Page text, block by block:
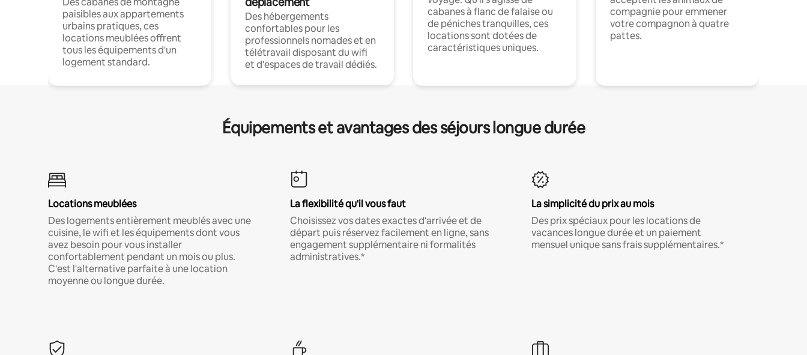
paisibles aux appartements
urbains pratiques, ces
locations meublées offrent
tous les équipements d'un
logement standard.
Des hébergements
confortables pour les
professionnels nomades et en
télétravail disposant du wifi
et d'espaces de travail dédiés.
cabanes à flanc de falaise ou
de péniches tranquilles, ces
locations sont dotées de
caractéristiques uniques.
compagnie pour emmener
votre compagnon à quatre
pattes.
Équipements et avantages des séjours longue durée
Locations meublées
Des logements entièrement meublés avec une
cuisine, le wifi et les équipements dont vous
avez besoin pour vous installer
confortablement pendant un mois ou plus.
C'est l'alternative parfaite à une location
moyenne ou longue durée.
La flexibilité qu'il vous faut
Choisissez vos dates exactes d'arrivée et de
départ puis réservez facilement en ligne, sans
engagement supplémentaire ni formalités
administratives.*
La simplicité du prix au mois
Des prix spéciaux pour les locations de
vacances longue durée et un paiement
mensuel unique sans frais supplémentaires.*